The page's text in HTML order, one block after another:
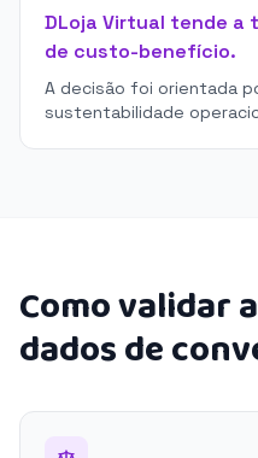
DLoja Virtual tende a
de custo-benefício.
A decisão foi orientada
sustentabilidade
Como validar
dados de